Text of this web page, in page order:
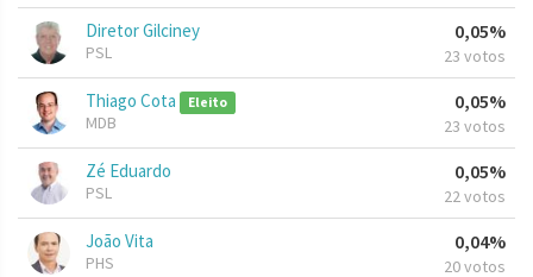
Diretor Gilciney
PSL
0,05%
23 votos
Thiago Cota Eleito
MDB
0,05%
23 votos
Zé Eduardo
PSL
0,05%
22 votos
João Vita
PHS
0,04%
20 votos